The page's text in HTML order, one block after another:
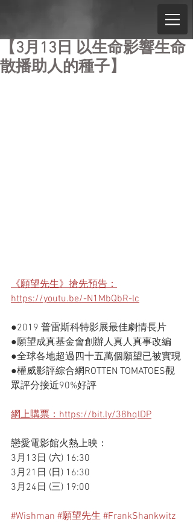
【3月13日 以生命影響生命
散播助人的種子】
《願望先生》搶先預告：
https://youtu.be/-N1MbQbR-lc
●2019 普雷斯科特影展最佳劇情長片
●願望成真基金會創辦人真人真事改編
●全球各地超過四十五萬個願望已被實現
●權威影評綜合網ROTTEN TOMATOES觀
眾評分接近90%好評
網上購票：https://bit.ly/38hqlDP
戀愛電影館火熱上映：
3月13日 (六) 16:30
3月21日 (日) 16:30
3月24日 (三) 19:00
#Wishman #願望先生 #FrankShankwitz